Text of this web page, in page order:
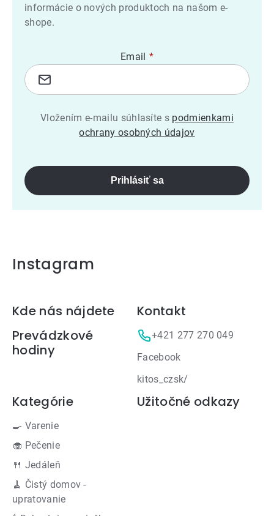
informácie o nových produktoch na našom e-
shope.
Email
Vložením e-mailu súhlasíte s podmienkami
ochrany osobných údajov
Prihlásiť sa
Instagram
Zápätie
Kde nás nájdete
Prevádzkové
hodiny
Kontakt
+421 277 270 049
Facebook
kitos_czsk/
Kategórie
🍳 Varenie
🧁 Pečenie
🍴 Jedáleň
🧹 Čistý domov -
upratovanie
Užitočné odkazy